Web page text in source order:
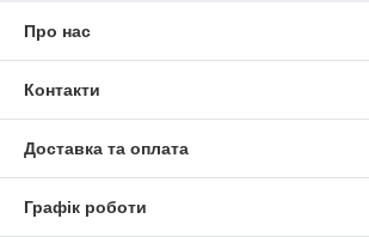
Про нас
Контакти
Доставка та оплата
Графік роботи